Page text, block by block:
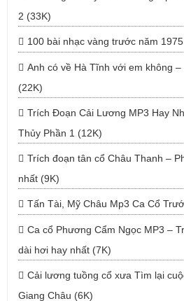
2 (33K)
100 bài nhạc vàng trước năm
Anh có về Hà Tĩnh với em không
(22K)
Trích Đoạn Cải Lương MP3 Hay
Thủy Phần 1 (12K)
Trích đoạn tân cổ Châu Thanh –
nhất (9K)
Tấn Tài, Mỹ Châu Mp3 Ca Cổ
Ca cổ Phương Cẩm Ngọc MP3 –
dài hơi hay nhất (7K)
Cải lương tuồng cổ xưa Tìm lại
Giang Châu (6K)